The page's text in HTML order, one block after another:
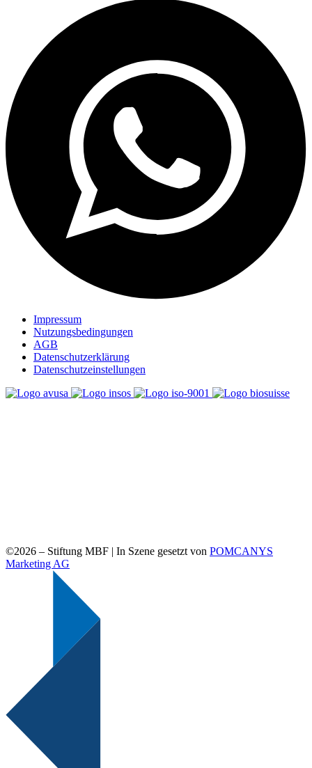
Impressum
Nutzungsbedingungen
AGB
Datenschutzerklärung
Datenschutzeinstellungen
©2026 – Stiftung MBF | In Szene gesetzt von POMCANYS
Marketing AG